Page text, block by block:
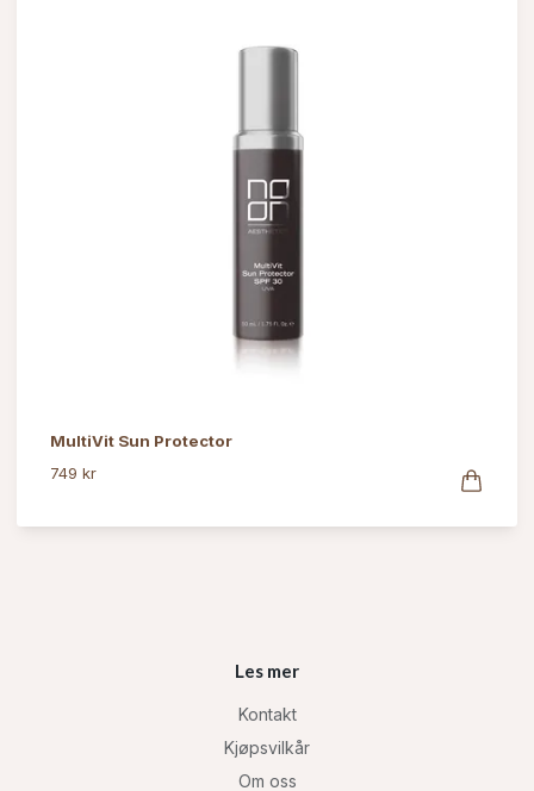
MultiVit Sun Protector
749 kr
Les mer
Kontakt
Kjøpsvilkår
Om oss